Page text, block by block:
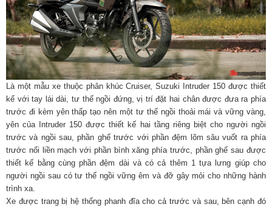
Là một mẫu xe thuộc phân khúc Cruiser, Suzuki Intruder 150 được thiết
kế với tay lái dài, tư thế ngồi đứng, vị trí đặt hai chân được đưa ra phía
trước đi kèm yên thấp tạo nên một tư thế ngồi thoải mái và vững vàng,
yên của Intruder 150 được thiết kế hai tầng riêng biệt cho người ngồi
trước và ngồi sau, phần ghế trước với phần đệm lõm sâu vuốt ra phía
trước nối liền mạch với phần bình xăng phía trước, phần ghế sau được
thiết kế bằng cùng phần đệm dài và có cả thêm 1 tựa lưng giúp cho
người ngồi sau có tư thế ngồi vững êm và đỡ gây mỏi cho những hành
trình xa.
Xe được trang bị hệ thống phanh đĩa cho cả trước và sau, bên cạnh đó